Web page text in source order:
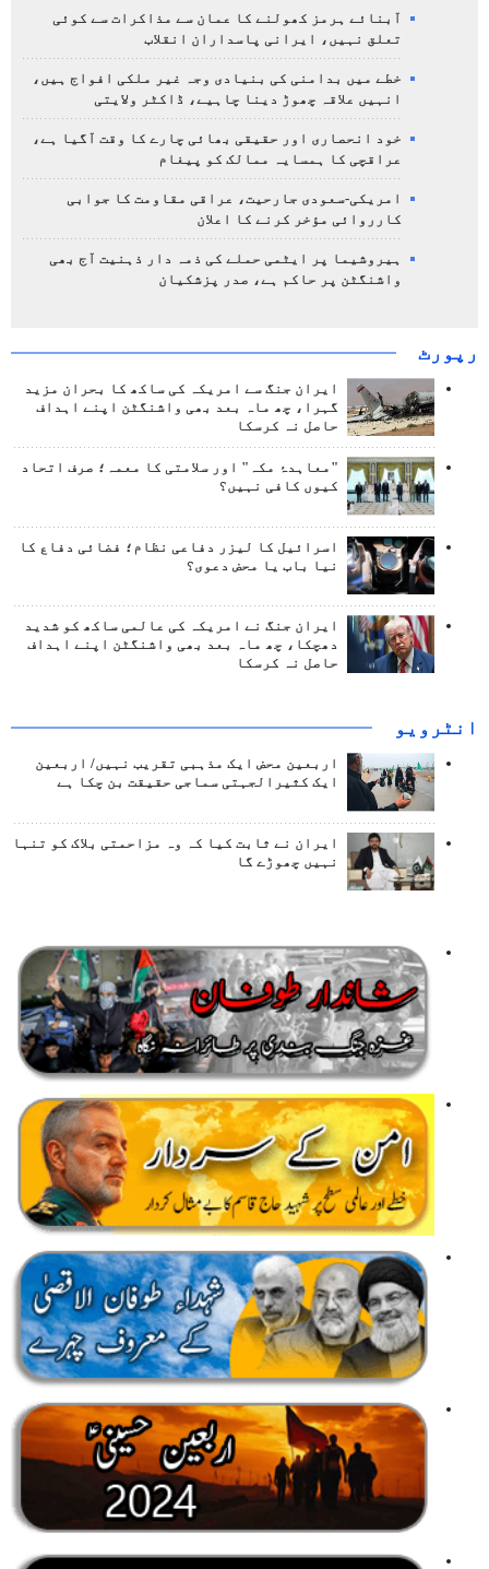
آبنائے ہرمز کھولنے کا عمان سے مذاکرات سے کوئی
تعلق نہیں، ایرانی پاسداران انقلاب
خطے میں بدامنی کی بنیادی وجہ غیر ملکی افواج ہیں،
انہیں علاقہ چھوڑ دینا چاہیے، ڈاکٹر ولایتی
خود انحصاری اور حقیقی بھائی چارے کا وقت آگیا ہے،
عراقچی کا ہمسایہ ممالک کو پیغام
امریکی-سعودی جارحیت، عراقی مقاومت کا جوابی
کارروائی مؤخر کرنے کا اعلان
ہیروشیما پر ایٹمی حملے کی ذمہ دار ذہنیت آج بھی
واشنگٹن پر حاکم ہے، صدر پزشکیان
رپورٹ
ایران جنگ سے امریکہ کی ساکھ کا بحران مزید
گہرا، چھ ماہ بعد بھی واشنگٹن اپنے اہداف
حاصل نہ کرسکا
"معاہدۂ مکہ" اور سلامتی کا معمہ؛ صرف اتحاد
کیوں کافی نہیں؟
اسرائیل کا لیزر دفاعی نظام؛ فضائی دفاع کا
نیا باب یا محض دعوی؟
ایران جنگ نے امریکہ کی عالمی ساکھ کو شدید
دھچکا، چھ ماہ بعد بھی واشنگٹن اپنے اہداف
حاصل نہ کرسکا
انٹرويو
اربعین محض ایک مذہبی تقریب نہیں/ اربعین
ایک کثیرالجہتی سماجی حقیقت بن چکا ہے
ایران نے ثابت کیا کہ وہ مزاحمتی بلاک کو تنہا
نہیں چھوڑے گا